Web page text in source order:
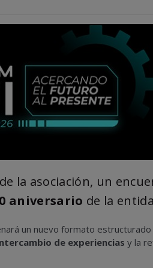
de la asociación, un
aniversario de la
un nuevo formato
de experiencias y la